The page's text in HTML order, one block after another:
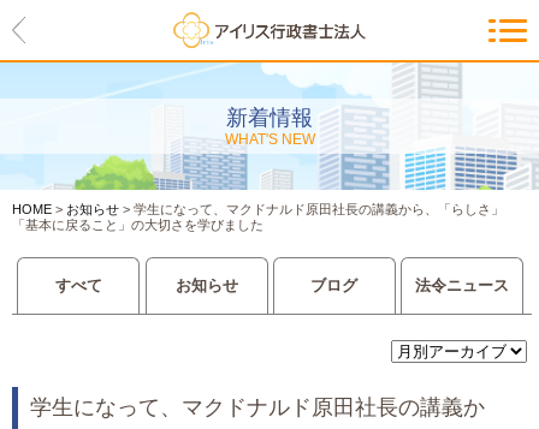
新着情報
WHAT'S NEW
HOME > お知らせ > 学生になって、マクドナルド原田社長の講義から、「らしさ」
「基本に戻ること」の大切さを学びました
すべて お知らせ ブログ 法令ニュース
学生になって、マクドナルド原田社長の講義か
HOME
アイリスの紹介
代表ご挨拶・経営理念・アイリス
のお約束
会社概要・アクセスマップ
サービス一覧
入管等外国人各種手続き
建設業許可申請